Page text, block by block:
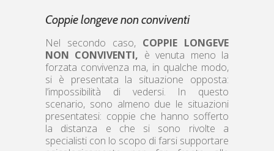
Coppie longeve non conviventi
Nel secondo caso, COPPIE LONGEVE
NON CONVIVENTI, è venuta meno la
forzata convivenza ma, in qualche modo,
si è presentata la situazione opposta:
l’impossibilità di vedersi. In questo
scenario, sono almeno due le situazioni
presentatesi: coppie che hanno sofferto
la distanza e che si sono rivolte a
specialisti con lo scopo di farsi supportare